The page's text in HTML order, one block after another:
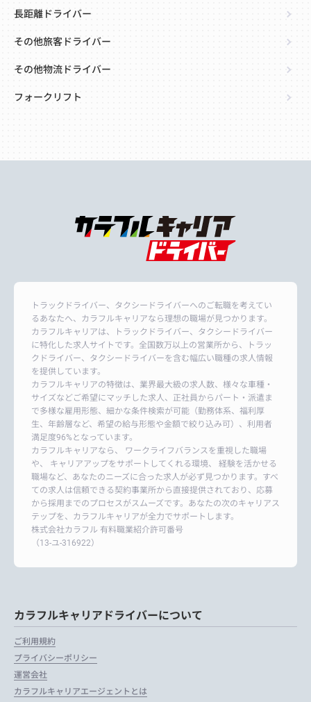
長距離ドライバー
その他旅客ドライバー
その他物流ドライバー
フォークリフト
トラックドライバー、タクシードライバーへのご転職を考えてい
るあなたへ、カラフルキャリアなら理想の職場が見つかります。
カラフルキャリアは、トラックドライバー、タクシードライバー
に特化した求人サイトです。全国数万以上の営業所から、トラッ
クドライバー、タクシードライバーを含む幅広い職種の求人情報
を提供しています。
カラフルキャリアの特徴は、業界最大級の求人数、様々な車種・
サイズなどご希望にマッチした求人、正社員からパート・派遣ま
で多様な雇用形態、細かな条件検索が可能（勤務体系、福利厚
生、年齢層など、希望の給与形態や金額で絞り込み可）、利用者
満足度96%となっています。
カラフルキャリアなら、 ワークライフバランスを重視した職場
や、 キャリアアップをサポートしてくれる環境、 経験を活かせる
職場など、あなたのニーズに合った求人が必ず見つかります。すべ
ての求人は信頼できる契約事業所から直接提供されており、応募
から採用までのプロセスがスムーズです。あなたの次のキャリアス
テップを、カラフルキャリアが全力でサポートします。
株式会社カラフル 有料職業紹介許可番号
（13-ユ-316922）
カラフルキャリアドライバーについて
ご利用規約
プライバシーポリシー
運営会社
カラフルキャリアエージェントとは